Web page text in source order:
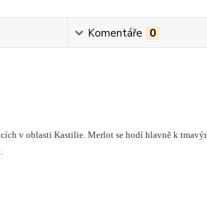
Komentáře 0
v oblasti Kastilie. Merlot se hodí hlavně k